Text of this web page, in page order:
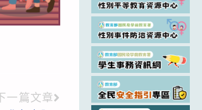
下一篇文章